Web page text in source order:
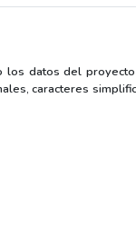
datos del proyecto
caracteres